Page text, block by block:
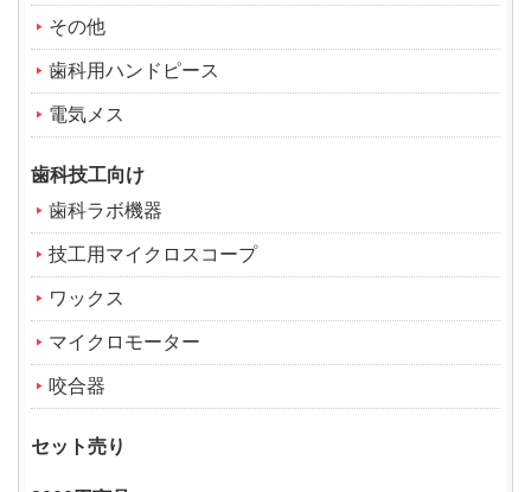
その他
歯科用ハンドピース
電気メス
歯科技工向け
歯科ラボ機器
技工用マイクロスコープ
ワックス
マイクロモーター
咬合器
セット売り